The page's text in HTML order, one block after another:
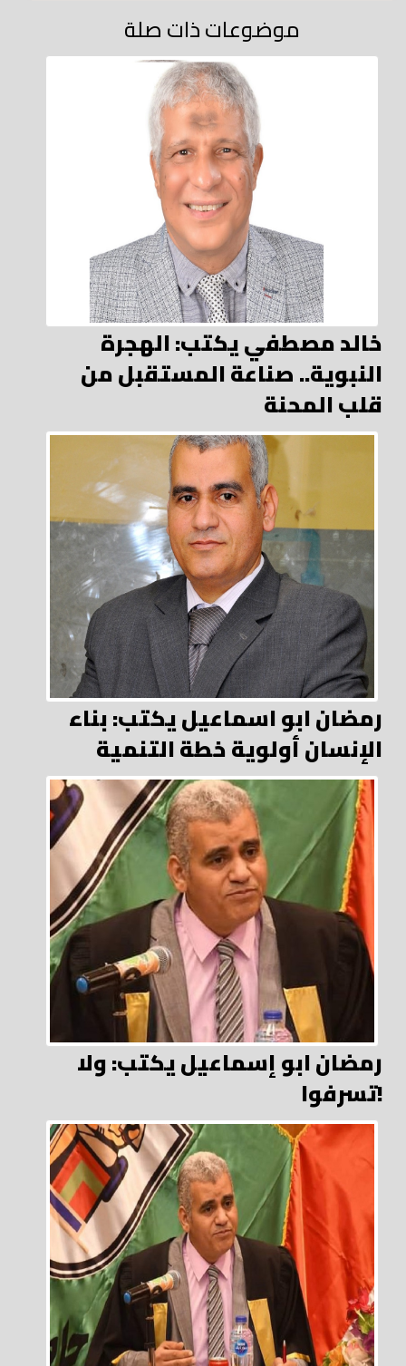
موضوعات ذات صلة
خالد مصطفي يكتب: الهجرة
النبوية.. صناعة المستقبل من
قلب المحنة
رمضان ابو اسماعيل يكتب: بناء
الإنسان أولوية خطة التنمية
رمضان ابو إسماعيل يكتب: ولا
تسرفوا!